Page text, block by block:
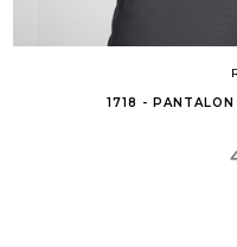
1718 -